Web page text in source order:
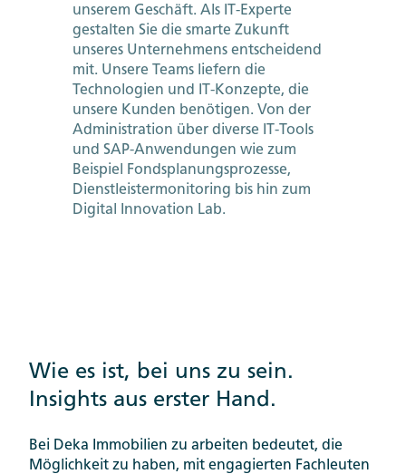
unserem Geschäft. Als IT-Experte
gestalten Sie die smarte Zukunft
unseres Unternehmens entscheidend
mit. Unsere Teams liefern die
Technologien und IT-Konzepte, die
unsere Kunden benötigen. Von der
Administration über diverse IT-Tools
und SAP-Anwendungen wie zum
Beispiel Fondsplanungsprozesse,
Dienstleistermonitoring bis hin zum
Digital Innovation Lab.
Wie es ist, bei uns zu sein.
Insights aus erster Hand.
Bei Deka Immobilien zu arbeiten bedeutet, die
Möglichkeit zu haben, mit engagierten Fachleuten